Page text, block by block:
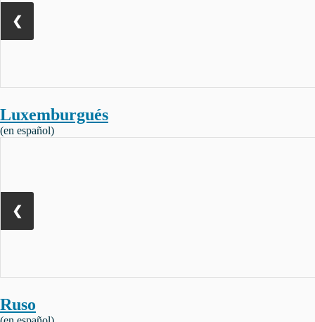
❮
Luxemburgués
(en español)
❮
Ruso